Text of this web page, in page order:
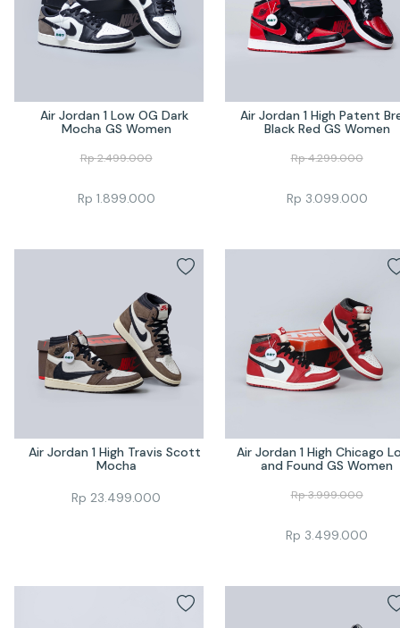
Air Jordan 1 Low OG Dark
Mocha GS Women
Rp2.499.000
Rp 1.899.000
Air Jordan 1 High Patent
Black Red GS Women
Rp4.299.000
Rp 3.099.000
Air Jordan 1 High Travis Scott
Mocha
Rp 23.499.000
Air Jordan 1 High Chicago
and Found GS Women
Rp3.999.000
Rp 3.499.000